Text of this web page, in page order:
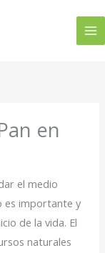
en
el medio
es importante y
de la vida. El
naturales